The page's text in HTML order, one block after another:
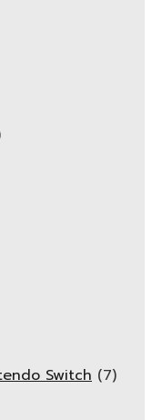
Switch (7)